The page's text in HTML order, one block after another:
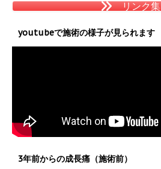
リンク集
youtubeで施術の様子が見られます
3年前からの成長痛（施術前）